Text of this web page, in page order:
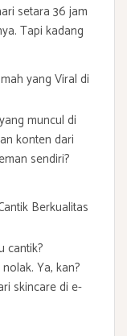
setara 36 jam
Tapi kadang
yang Viral di
muncul di
konten dari
sendiri?
Berkualitas
cantik?
Ya, kan?
skincare di e-